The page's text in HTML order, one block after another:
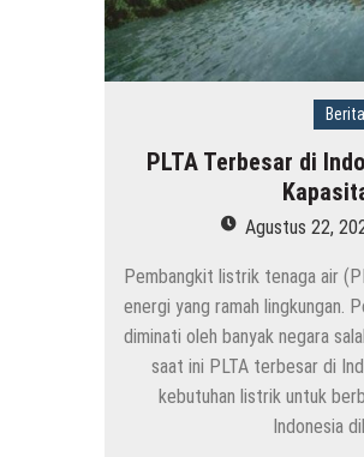
Berita
PLTA Terbesar di
Agustus 22,
Pembangkit listrik tenaga air
energi yang ramah lingkungan.
diminati oleh banyak negara
saat ini PLTA terbesar di
kebutuhan listrik untuk
Indonesia